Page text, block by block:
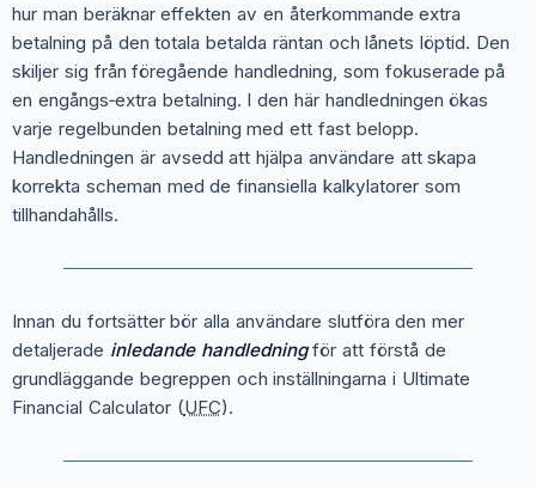
hur man beräknar effekten av en återkommande extra
betalning på den totala betalda räntan och lånets löptid. Den
skiljer sig från föregående handledning, som fokuserade på
en engångs‑extra betalning. I den här handledningen ökas
varje regelbunden betalning med ett fast belopp.
Handledningen är avsedd att hjälpa användare att skapa
korrekta scheman med de finansiella kalkylatorer som
tillhandahålls.
Innan du fortsätter bör alla användare slutföra den mer
detaljerade inledande handledningför att förstå de
grundläggande begreppen och inställningarna i Ultimate
Financial Calculator (UFC).